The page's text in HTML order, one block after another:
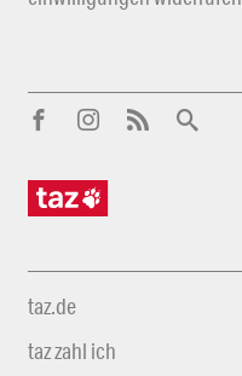
taz.de
taz zahl ich